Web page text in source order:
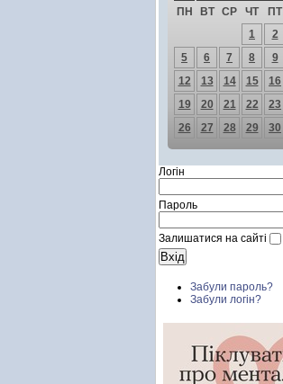
ПН ВТ СР ЧТ ПТ
1
2
5
6 7 8 9
12
13 14 15 16
19
20 21 22 23
26
27 28 29 30
Логін
Пароль
Залишатися на сайті
Забули пароль?
Забули логін?